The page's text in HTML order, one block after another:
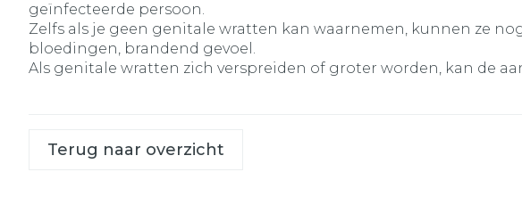
geïnfecteerde persoon.
Zelfs als je geen genitale wratten kan waarnemen, kunnen ze
bloedingen, brandend gevoel.
Als genitale wratten zich verspreiden of groter worden, kan de
Terug naar overzicht